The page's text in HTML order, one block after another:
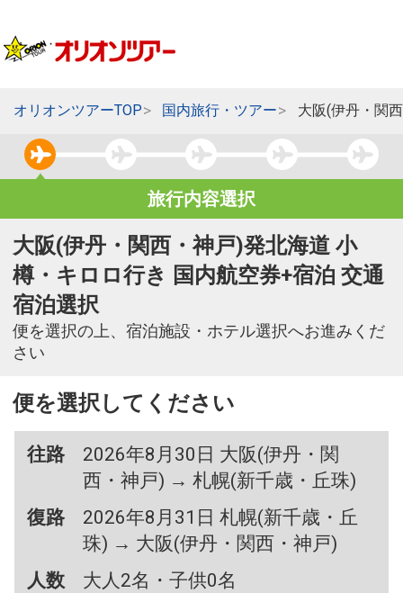
オリオンツアーTOP 国内旅行・ツアー 大阪(伊丹・関
旅行内容選択
大阪(伊丹・関西・神戸)発北海道 小
樽・キロロ行き 国内航空券+宿泊 交通
宿泊選択
便を選択の上、宿泊施設・ホテル選択へお進みくだ
さい
便を選択してください
往路
2026年8月30日 大阪(伊丹・関
西・神戸) → 札幌(新千歳・丘珠)
復路
2026年8月31日 札幌(新千歳・丘
珠) → 大阪(伊丹・関西・神戸)
人数
大人2名・子供0名